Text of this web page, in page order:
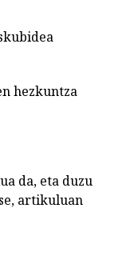
hezkuntza
da, eta duzu
artikuluan